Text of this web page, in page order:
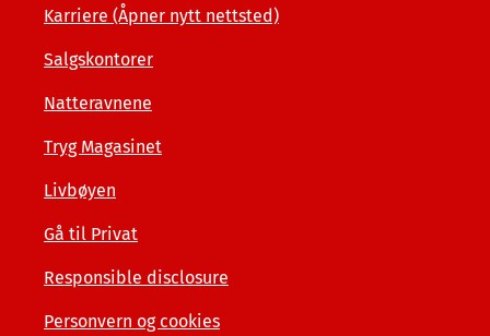
Karriere (Åpner nytt nettsted)
Salgskontorer
Natteravnene
Tryg Magasinet
Livbøyen
Gå til Privat
Responsible disclosure
Personvern og cookies